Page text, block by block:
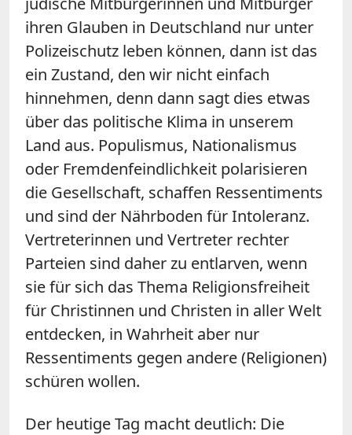
ihren Glauben in Deutschland nur unter
Polizeischutz leben können, dann ist das
ein Zustand, den wir nicht einfach
hinnehmen, denn dann sagt dies etwas
über das politische Klima in unserem
Land aus. Populismus, Nationalismus
oder Fremdenfeindlichkeit polarisieren
die Gesellschaft, schaffen Ressentiments
und sind der Nährboden für Intoleranz.
Vertreterinnen und Vertreter rechter
Parteien sind daher zu entlarven, wenn
sie für sich das Thema Religionsfreiheit
für Christinnen und Christen in aller Welt
entdecken, in Wahrheit aber nur
Ressentiments gegen andere (Religionen)
schüren wollen.
Der heutige Tag macht deutlich: Die